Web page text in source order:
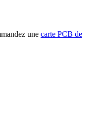
une carte PCB de